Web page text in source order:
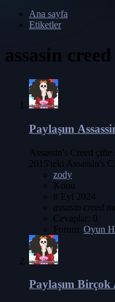
Ana sayfa
Etiketler
assasin creed
Paylaşım
Assassin's Creed
2015'teki Assassin's
zody
Konu
8 Eyl 2024
assasin creed
Cevaplar: 0
Forum: Oyun
Paylaşım Birçok